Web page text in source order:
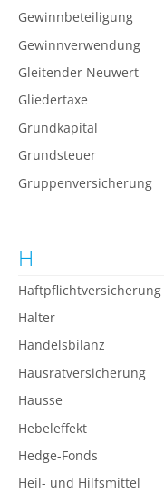
Gewinnbeteiligung
Gewinnverwendung
Gleitender Neuwert
Gliedertaxe
Grundkapital
Grundsteuer
Gruppenversicherung
H
Haftpflichtversicherung
Halter
Handelsbilanz
Hausratversicherung
Hausse
Hebeleffekt
Hedge-Fonds
Heil- und Hilfsmittel